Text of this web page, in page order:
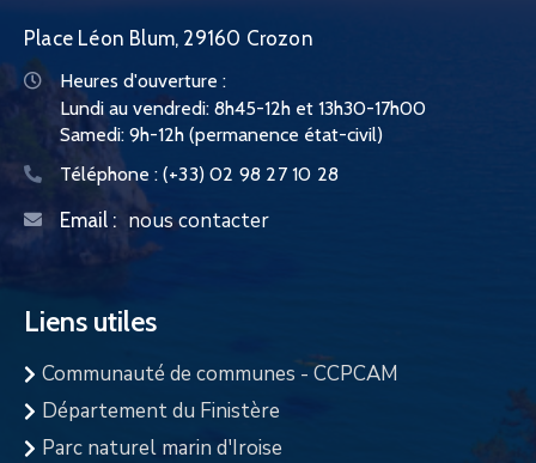
Place Léon Blum, 29160 Crozon
Heures d'ouverture :
Lundi au vendredi: 8h45-12h et 13h30-17h00
Samedi: 9h-12h (permanence état-civil)
Téléphone : (+33) 02 98 27 10 28
Email : nous contacter
Liens utiles
Communauté de communes - CCPCAM
Département du Finistère
Parc naturel marin d'Iroise